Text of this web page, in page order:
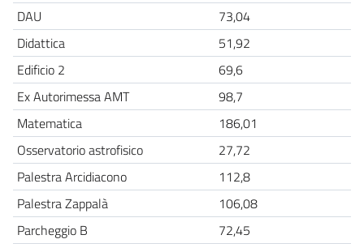
DAU
73,04
Didattica
51,92
Edificio 2
69,6
Ex Autorimessa AMT
98,7
Matematica
186,01
Osservatorio astrofisico
27,72
Palestra Arcidiacono
112,8
Palestra Zappalà
106,08
Parcheggio B
72,45